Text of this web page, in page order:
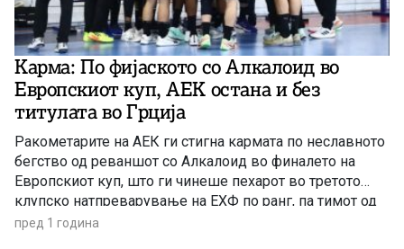
Карма: По фијаското со Алкалоид во
Европскиот куп, АЕК остана и без
титулата во Грција
Ракометарите на АЕК ги стигна кармата по неславното
бегство од реваншот со Алкалоид во финалето на
Европскиот куп, што ги чинеше пехарот во третото
клупско натпреварување на ЕХФ по ранг, па тимот од
Атина остана и без шампионската титула во Грција. Во
пред 1 година